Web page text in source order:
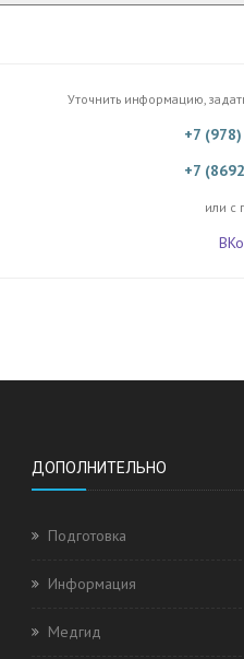
Уточнить информацию,
+7
+7
или с
ДОПОЛНИТЕЛЬНО
Подготовка
Информация
Медгид